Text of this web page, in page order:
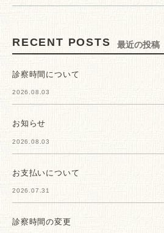
RECENT POSTS 最近の投稿
診察時間について
2026.08.03
お知らせ
2026.08.03
お支払いについて
2026.07.31
診察時間の変更